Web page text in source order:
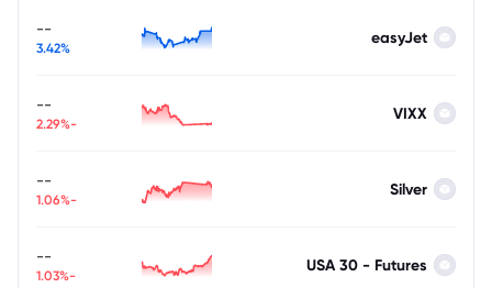
easyJet
--
3.42%
VIXX
--
-2.29%
Silver
--
-1.06%
USA 30 - Futures
--
-1.03%